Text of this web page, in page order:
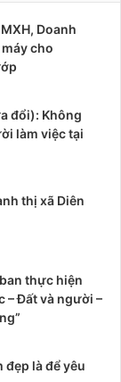
Doanh
cho
đổi): Không
làm việc tại
thị xã Diên
thực hiện
– Đất và người –
đẹp là để yêu